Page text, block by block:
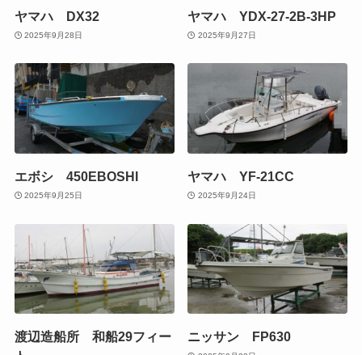
ヤマハ DX32
2025年9月28日
ヤマハ YDX-27-2B-3HP
2025年9月27日
エボシ 450EBOSHI
2025年9月25日
ヤマハ YF-21CC
2025年9月24日
渡辺造船所 和船29フィー
ニッサン FP630